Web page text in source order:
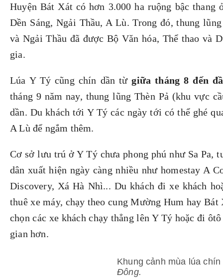
Huyện Bát Xát có hơn 3.000 ha ruộng bậc thang
Dền Sáng, Ngải Thầu, A Lù. Trong đó, thung
và Ngải Thầu đã được Bộ Văn hóa, Thể thao và
gia.
Lúa Y Tý cũng chín dần từgiữa tháng 8 đến
tháng 9 năm nay, thung lũng Thèn Pả (khu vực
dần. Du khách tới Y Tý các ngày tới có thể ghé
A Lù để ngắm thêm.
Cơ sở lưu trú ở Y Tý chưa phong phú như Sa Pa,
dân xuất hiện ngày càng nhiều như homestay A
Discovery, Xá Hà Nhì... Du khách đi xe khách
thuê xe máy, chạy theo cung Mường Hum hay
chọn các xe khách chạy thẳng lên Y Tý hoặc đi
gian hơn.
Khung cảnh mùa lúa
Đông.